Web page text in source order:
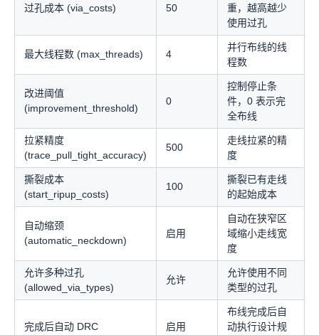
过孔成本 (via_costs) 50
重，越高越少
使用过孔
最大线程数 (max_threads) 4
并行布线的线
程数
改进阈值
(improvement_threshold)
0
控制停止条
件，0 表示完
全布线
拉紧精度
(trace_pull_tight_accuracy)
500
走线拉紧的精
度
撕裂成本
(start_ripup_costs)
100
撕裂已有走线
的起始成本
自动缩颈
(automatic_neckdown)
启用
自动在狭窄区
域缩小走线宽
度
允许多种过孔
(allowed_via_types)
允许
允许使用不同
类型的过孔
完成后自动 DRC 启用
布线完成后自
动执行设计规